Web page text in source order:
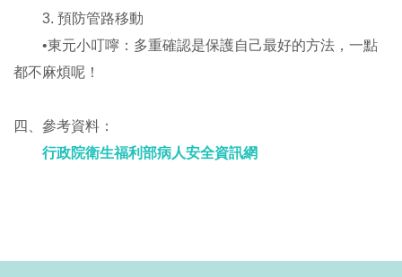
3. 預防管路移動
•東元小叮嚀：多重確認是保護自己最好的方法，一點
都不麻煩呢！
四、參考資料：
行政院衛生福利部病人安全資訊網